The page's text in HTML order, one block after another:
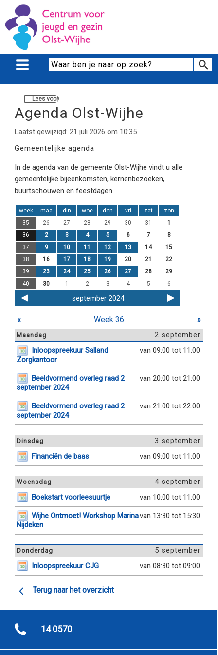
Lees voor
Agenda Olst-Wijhe
Laatst gewijzigd: 21 juli 2026 om 10:35
Gemeentelijke agenda
In de agenda van de gemeente Olst-Wijhe vindt u alle
gemeentelijke bijeenkomsten, kernenbezoeken,
buurtschouwen en feestdagen.
week maa din woe don vri zat
zon
35
26 27 28 29 30 31
1
36
2 3 4 5 6 7
8
37
9 10 11 12 13 14
15
38
16 17 18 19 20 21
22
39
23 24 25 26 27 28
29
40
30 1 2 3 4 5 6
september 2024
« Week 36 »
2 september
Maandag
van 09:00 tot 11:00
Inloopspreekuur Salland
Zorgkantoor
van 20:00 tot 21:00
Beeldvormend overleg raad 2
september 2024
van 21:00 tot 22:00
Beeldvormend overleg raad 2
september 2024
3 september
Dinsdag
van 09:00 tot 11:00
Financiën de baas
4 september
Woensdag
van 10:00 tot 11:00
Boekstart voorleesuurtje
van 13:30 tot 15:30
Wijhe Ontmoet! Workshop Marina
Nijdeken
5 september
Donderdag
van 08:30 tot 09:00
Inloopspreekuur CJG
Terug naar het overzicht
14 0570